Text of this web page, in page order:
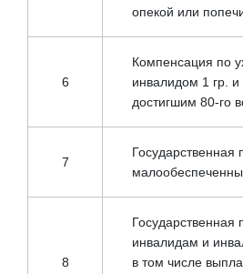
опекой или
6
Компенсация по
инвалидом 1 гр. и
достигшим 80-го
7
8
инвалидам и
в том числе